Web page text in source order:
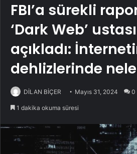
FBI’a sürekli
‘Dark Web’
açıkladı:
dehlizlerinde
DİLAN BİÇER Mayıs 31, 2024 0
1 dakika okuma süresi